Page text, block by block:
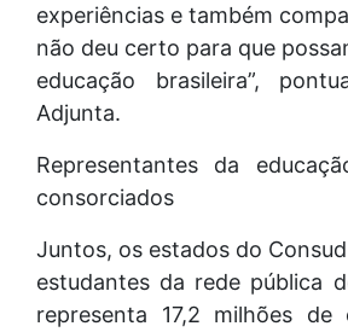
experiências e também
não deu certo para que
educação brasileira”,
Adjunta.
Representantes da
consorciados
Juntos, os estados do
estudantes da rede pública
representa 17,2 milhões de